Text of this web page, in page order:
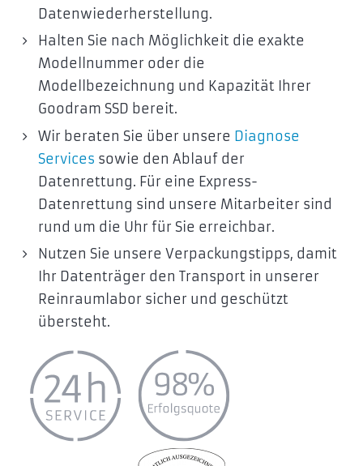
Datenwiederherstellung.
Halten Sie nach Möglichkeit die exakte
Modellnummer oder die
Modellbezeichnung und Kapazität Ihrer
Goodram SSD bereit.
Wir beraten Sie über unsere Diagnose
Services sowie den Ablauf der
Datenrettung. Für eine Express-
Datenrettung sind unsere Mitarbeiter sind
rund um die Uhr für Sie erreichbar.
Nutzen Sie unsere Verpackungstipps, damit
Ihr Datenträger den Transport in unserer
Reinraumlabor sicher und geschützt
übersteht.